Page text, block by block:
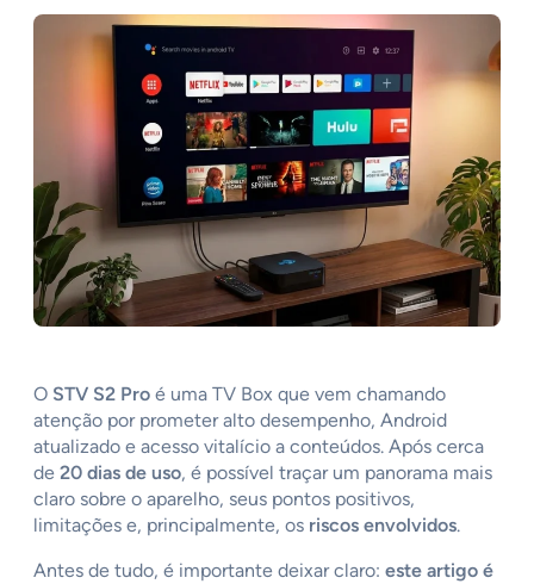
O STV S2 Pro é uma TV Box que vem chamando
atenção por prometer alto desempenho, Android
atualizado e acesso vitalício a conteúdos. Após cerca
de 20 dias de uso, é possível traçar um panorama mais
claro sobre o aparelho, seus pontos positivos,
limitações e, principalmente, os riscos envolvidos.
Antes de tudo, é importante deixar claro: este artigo é